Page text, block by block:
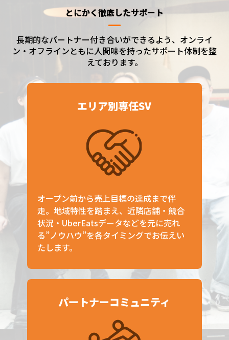
とにかく徹底したサポート
長期的なパートナー付き合いができるよう、オンライ
ン・オフラインともに人間味を持ったサポート体制を整
えております。
エリア別専任SV
オープン前から売上目標の達成まで伴
走。地域特性を踏まえ、近隣店舗・競合
状況・UberEatsデータなどを元に売れ
る”ノウハウ”を各タイミングでお伝えい
パートナーコミュニティ